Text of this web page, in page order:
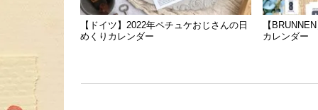
【ドイツ】2022年ペチュケおじさんの日
めくりカレンダー
【
カレンダー